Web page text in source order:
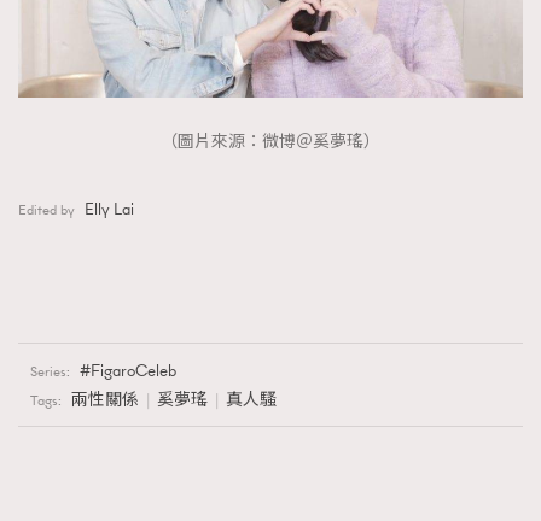
（圖片來源：微博＠奚夢瑤）
Edited by Elly Lai
Series: FigaroCeleb
Tags: 兩性關係 奚夢瑤 真人騷